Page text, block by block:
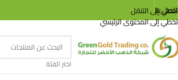
تخطي إلى التنقل
تخطي إلى المحتوى الرئيسي
اتصل بنا
اختر الفئة
1+1 مجاناً